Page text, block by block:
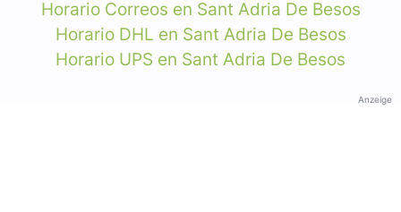
Horario Correos en Sant Adria De Besos
Horario DHL en Sant Adria De Besos
Horario UPS en Sant Adria De Besos
Anzeige